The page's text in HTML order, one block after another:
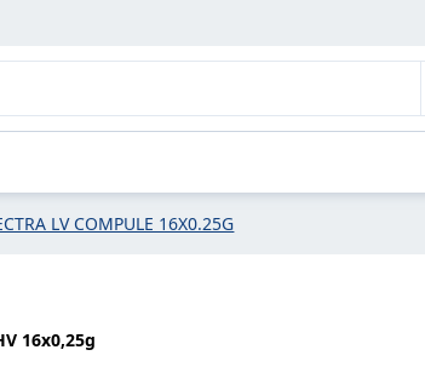
LV COMPULE 16X0.25G
16x0,25g